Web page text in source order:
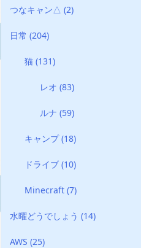
つなキャン△ (2)
日常 (204)
猫(131)
レオ (83)
ルナ (59)
キャンプ(18)
ドライブ(10)
Minecraft(7)
水曜どうでしょう (14)
AWS (25)